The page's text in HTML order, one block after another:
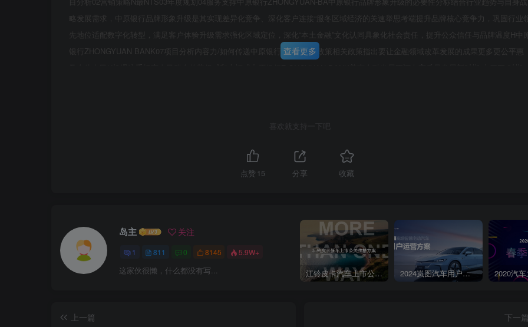
略发展需求，中原银行品牌形象升级是其实现差异化竞争、深化客户连接“服冬区域经济的关速举思考端提升品牌核心竞争力，巩固行业领
先地位适配数字化转型，满足客户体验升级需求强化区域定位，深化“本土金融”文化认同具象化社会责任，提升公众信任与品牌温度H中原
银行ZHONGYUAN BANK07项目分析内容力/如何传递中原银行品牌力量E政策相关政策指出要让金融领域改革发展的成果更多更公平惠
及全体人民H机遇注重提高人民群众的获得感和幸福感中原银行Z-ONGYUAN BANK普惠金融发展正迈向高质量发展新时期“十四五”时期
用。在机遇不断的发展时代，如何扎实巩固拓展脱贫攻坚成果、借助普惠金融服务接续全面推进乡村振兴成了发展的要点。小结：抓住政
个最为迫切的问题一一如何进行重新定位，到底应该“向上走还是向下走”。④招商银行中信银行○中国医生级？。对于上海银行这样的“明
星银行”，或许可以尝试打破地域限二梯队⊙兴业银行制，将触角伸向周边地区；对于大多数城市商业银行来说，仍之成都银行☐n阳复
行。衣州维得■格义8行应该定位于服务本地经济，特别是服务于中小企业，发挥地域○州银行心苏限行三梯队Q青岛银行桂林银行优势，
将产品和服务真正落到细微之处。数据来源：前珀经济学人小结：以与地方经济交融的地缘性优势应对挑战，争取“做精”而不是盲目“做
查看更多
喜欢就支持一下吧
点赞 15 分享 收藏
岛主 关注
1 811 0 8145 5.9W+
这家伙很懒，什么都没有写... 江铃皮卡汽车上市公关传播策划案 2024岚图汽车用户运营方案
上一篇
下一篇